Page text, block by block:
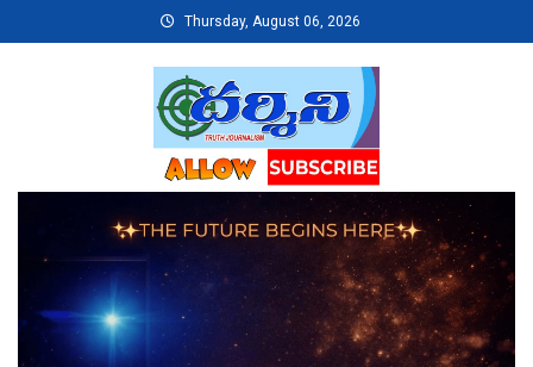
to
Thursday, August 06, 2026